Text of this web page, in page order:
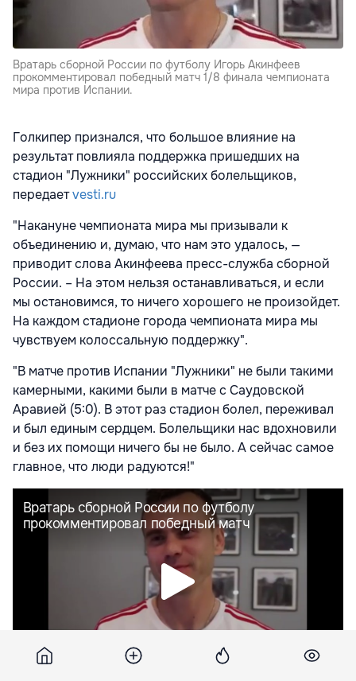
Вратарь сборной России по футболу Игорь Акинфеев
прокомментировал победный матч 1/8 финала чемпионата
мира против Испании.
Голкипер признался, что большое влияние на
результат повлияла поддержка пришедших на
стадион "Лужники" российских болельщиков,
передаетvesti.ru
"Накануне чемпионата мира мы призывали к
объединению и, думаю, что нам это удалось, —
приводит слова Акинфеева пресс-служба сборной
России. – На этом нельзя останавливаться, и если
мы остановимся, то ничего хорошего не произойдет.
На каждом стадионе города чемпионата мира мы
чувствуем колоссальную поддержку".
"В матче против Испании "Лужники" не были такими
камерными, какими были в матче с Саудовской
Аравией (5:0). В этот раз стадион болел, переживал
и был единым сердцем. Болельщики нас вдохновили
и без их помощи ничего бы не было. А сейчас самое
главное, что люди радуются!"